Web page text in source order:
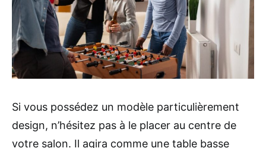
Si vous possédez un modèle particulièrement
design, n’hésitez pas à le placer au centre de
votre salon. Il agira comme une table basse